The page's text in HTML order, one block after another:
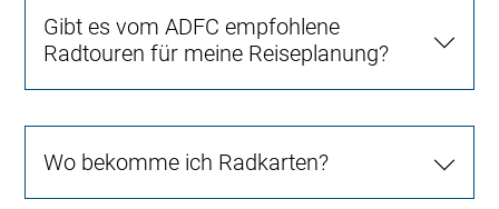
Gibt es vom ADFC empfohlene
Radtouren für meine Reiseplanung?
Wo bekomme ich Radkarten?